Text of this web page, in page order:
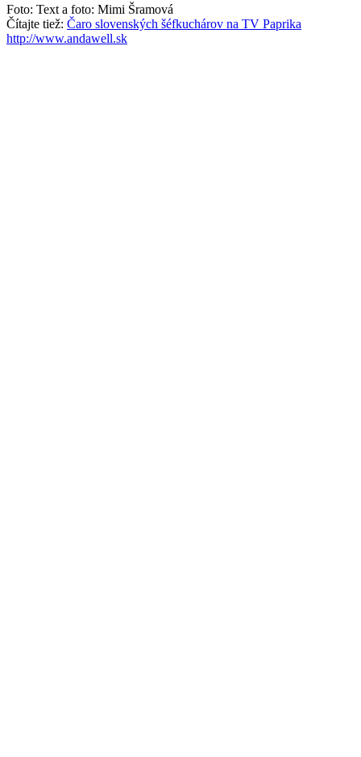
Foto: Text a foto: Mimi Šramová
Čítajte tiež: Čaro slovenských šéfkuchárov na TV Paprika
http://www.andawell.sk